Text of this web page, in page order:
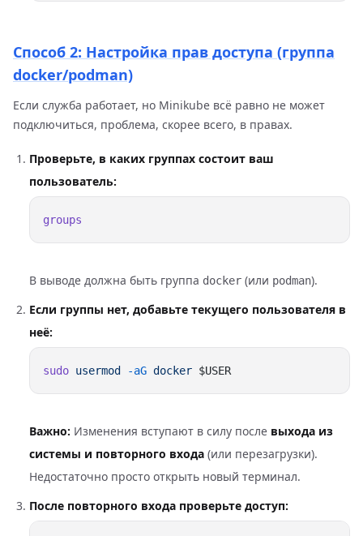
Способ 2: Настройка прав доступа (группа
docker/podman)
Если служба работает, но Minikube всё равно не может
подключиться, проблема, скорее всего, в правах.
Проверьте, в каких группах состоит ваш
пользователь:
В выводе должна быть группа docker (или podman).
Если группы нет, добавьте текущего пользователя в
неё:
sudo usermod -aG docker
Важно: Изменения вступают в силу после выхода из
системы и повторного входа (или перезагрузки).
Недостаточно просто открыть новый терминал.
После повторного входа проверьте доступ: